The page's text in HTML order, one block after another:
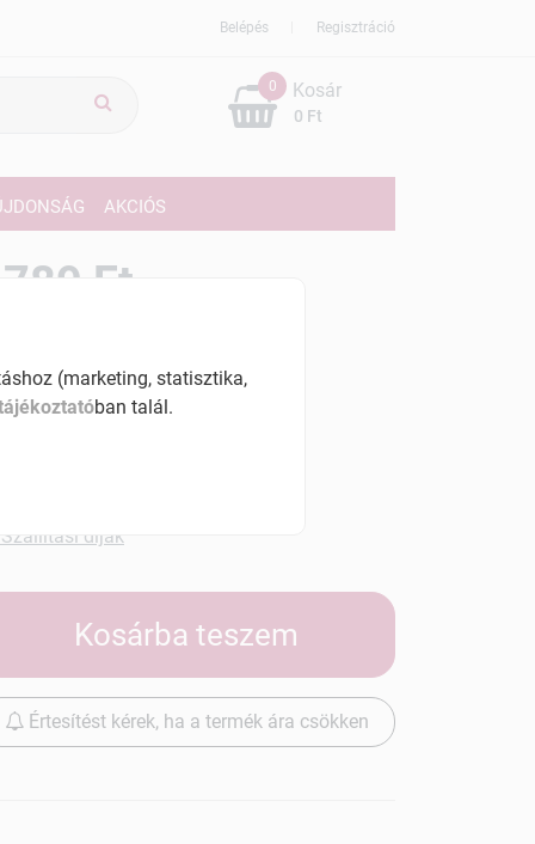
Regisztráció
Belépés
0
0 Ft
Kosár
AKCIÓS
Ft
Szállítási díjak
Kosárba teszem
Értesítést kérek, ha a termék ára csökken
(marketing, statisztika,
ban talál.